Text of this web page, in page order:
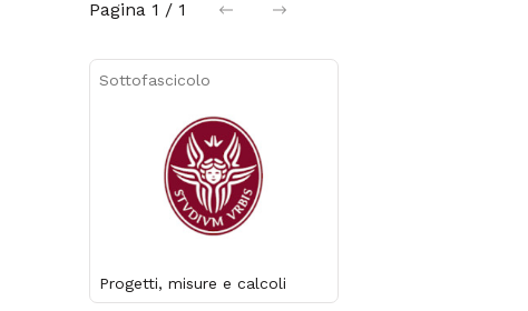
Pagina 1 / 1 precedentesuccessiva
Sottofascicolo
Progetti, misure e calcoli